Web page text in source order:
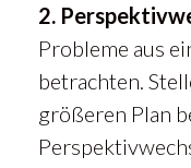
2.
Probleme aus
betrachten.
größeren Plan